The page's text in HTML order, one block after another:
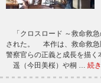
「クロスロード ～救命救
された。 本作は、救命救急
警察官らの正義と成長を描く
遥（今田美桜）や桐 … 続